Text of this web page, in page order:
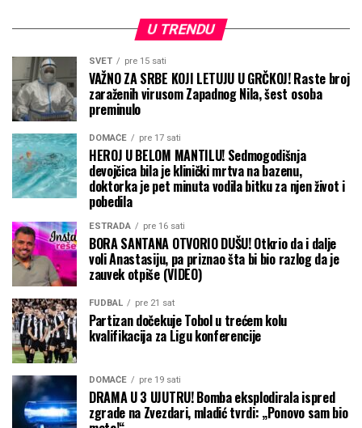
U TRENDU
SVET pre 15 sati
VAŽNO ZA SRBE KOJI LETUJU U GRČKOJ! Raste broj
zaraženih virusom Zapadnog Nila, šest osoba
preminulo
DOMAĆE pre 17 sati
HEROJ U BELOM MANTILU! Sedmogodišnja
devojčica bila je klinički mrtva na bazenu,
doktorka je pet minuta vodila bitku za njen život i
pobedila
ESTRADA pre 16 sati
BORA SANTANA OTVORIO DUŠU! Otkrio da i dalje
voli Anastasiju, pa priznao šta bi bio razlog da je
zauvek otpiše (VIDEO)
FUDBAL pre 21 sat
Partizan dočekuje Tobol u trećem kolu
kvalifikacija za Ligu konferencije
DOMAĆE pre 19 sati
DRAMA U 3 UJUTRU! Bomba eksplodirala ispred
zgrade na Zvezdari, mladić tvrdi: „Ponovo sam bio